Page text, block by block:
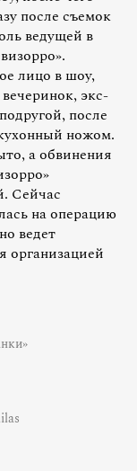
после съемок
ведущей в
лицо в шоу,
экс-
после
ножом.
а обвинения
Сейчас
на операцию
ведет
организацией